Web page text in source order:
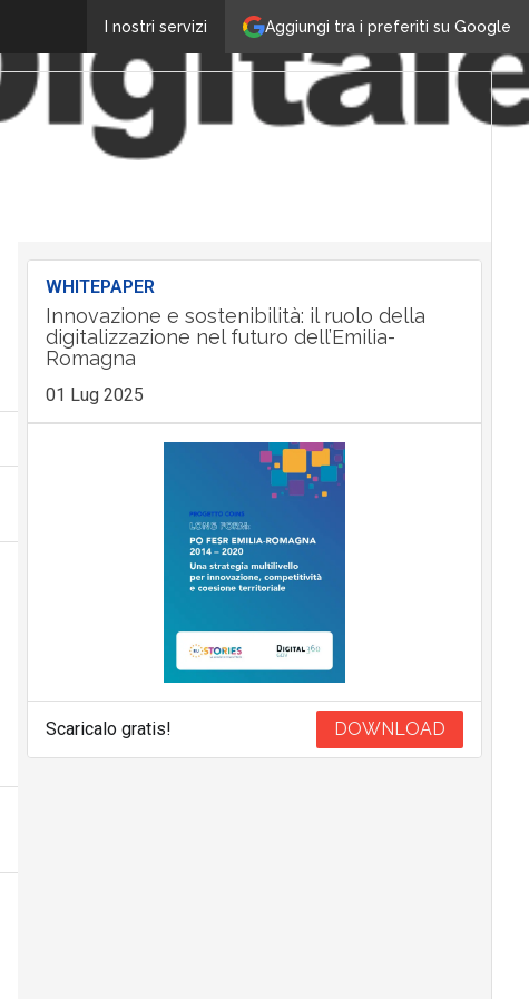
Aggiungi tra i preferiti su Google
I nostri servizi
WHITEPAPER
Innovazione e sostenibilità: il ruolo della
digitalizzazione nel futuro dell’Emilia-
Romagna
01 Lug 2025
Scaricalo gratis! DOWNLOAD